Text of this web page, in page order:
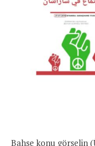
Bahse konu görselin